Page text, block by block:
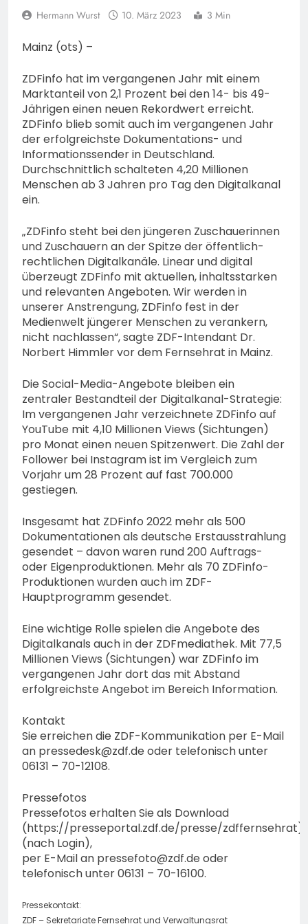
H. weiterhin vermisst –
6. August 2026
Hermann Wurst 10. März 2023 3 Min
Mainz (ots) –
ZDFinfo hat im vergangenen Jahr mit einem
Marktanteil von 2,1 Prozent bei den 14- bis 49-
Jährigen einen neuen Rekordwert erreicht.
ZDFinfo blieb somit auch im vergangenen Jahr
der erfolgreichste Dokumentations- und
Informationssender in Deutschland.
Durchschnittlich schalteten 4,20 Millionen
Menschen ab 3 Jahren pro Tag den Digitalkanal
ein.
„ZDFinfo steht bei den jüngeren Zuschauerinnen
und Zuschauern an der Spitze der öffentlich-
rechtlichen Digitalkanäle. Linear und digital
überzeugt ZDFinfo mit aktuellen, inhaltsstarken
und relevanten Angeboten. Wir werden in
unserer Anstrengung, ZDFinfo fest in der
Medienwelt jüngerer Menschen zu verankern,
nicht nachlassen“, sagte ZDF-Intendant Dr.
Norbert Himmler vor dem Fernsehrat in Mainz.
Die Social-Media-Angebote bleiben ein
zentraler Bestandteil der Digitalkanal-Strategie:
Im vergangenen Jahr verzeichnete ZDFinfo auf
YouTube mit 4,10 Millionen Views (Sichtungen)
pro Monat einen neuen Spitzenwert. Die Zahl der
Follower bei Instagram ist im Vergleich zum
Vorjahr um 28 Prozent auf fast 700.000
gestiegen.
Insgesamt hat ZDFinfo 2022 mehr als 500
Dokumentationen als deutsche Erstausstrahlung
gesendet – davon waren rund 200 Auftrags-
oder Eigenproduktionen. Mehr als 70 ZDFinfo-
Produktionen wurden auch im ZDF-
Hauptprogramm gesendet.
Eine wichtige Rolle spielen die Angebote des
Digitalkanals auch in der ZDFmediathek. Mit 77,5
Millionen Views (Sichtungen) war ZDFinfo im
vergangenen Jahr dort das mit Abstand
erfolgreichste Angebot im Bereich Information.
Kontakt
Sie erreichen die ZDF-Kommunikation per E-Mail
an pressedesk@zdf.de oder telefonisch unter
06131 – 70-12108.
Pressefotos
Pressefotos erhalten Sie als Download
(https://presseportal.zdf.de/presse/zdffernsehrat)
(nach Login),
per E-Mail an pressefoto@zdf.de oder
telefonisch unter 06131 – 70-16100.
Pressekontakt:
ZDF – Sekretariate Fernsehrat und Verwaltungsrat